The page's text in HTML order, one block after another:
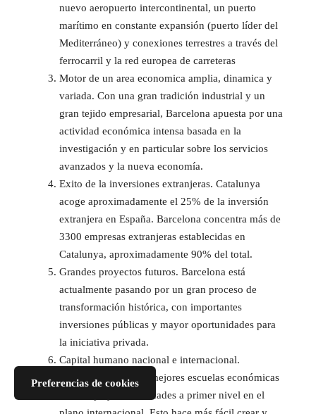
Preferencias de cookies
nuevo aeropuerto intercontinental, un puerto
marítimo en constante expansión (puerto líder del
Mediterráneo) y conexiones terrestres a través del
ferrocarril y la red europea de carreteras
Motor de un area economica amplia, dinamica y
variada. Con una gran tradición industrial y un
gran tejido empresarial, Barcelona apuesta por una
actividad económica intensa basada en la
investigación y en particular sobre los servicios
avanzados y la nueva economía.
Exito de la inversiones extranjeras. Catalunya
acoge aproximadamente el 25% de la inversión
extranjera en España. Barcelona concentra más de
3300 empresas extranjeras establecidas en
Catalunya, aproximadamente 90% del total.
Grandes proyectos futuros. Barcelona está
actualmente pasando por un gran proceso de
transformación histórica, con importantes
inversiones públicas y mayor oportunidades para
la iniciativa privada.
Capital humano nacional e internacional.
Barcelona acoge las mejores escuelas económicas
de Europa y universidades a primer nivel en el